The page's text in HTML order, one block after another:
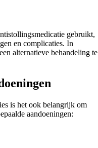
gebruikt,
en complicaties. In
alternatieve behandeling te
is het ook belangrijk om
aandoeningen: